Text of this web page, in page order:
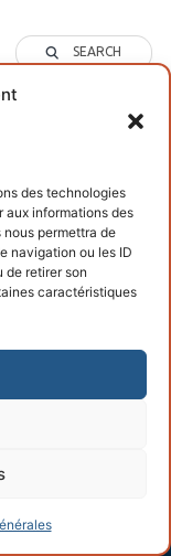
des technologies
informations des
permettra de
navigation ou les ID
de retirer son
caractéristiques
SEARCH